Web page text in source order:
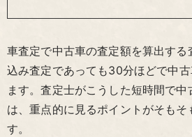
車査定で中古車の査定額を算出する
込み査定であっても30分ほどで中
ます。査定士がこうした短時間で
は、重点的に見るポイントがそも
す。